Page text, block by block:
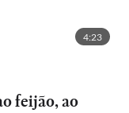
4:23
feijão, ao